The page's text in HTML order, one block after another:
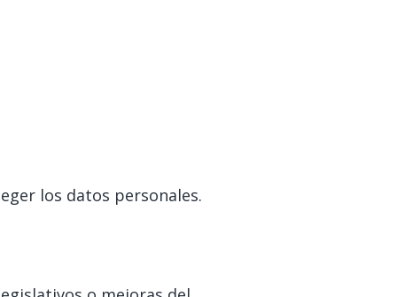
los datos personales.